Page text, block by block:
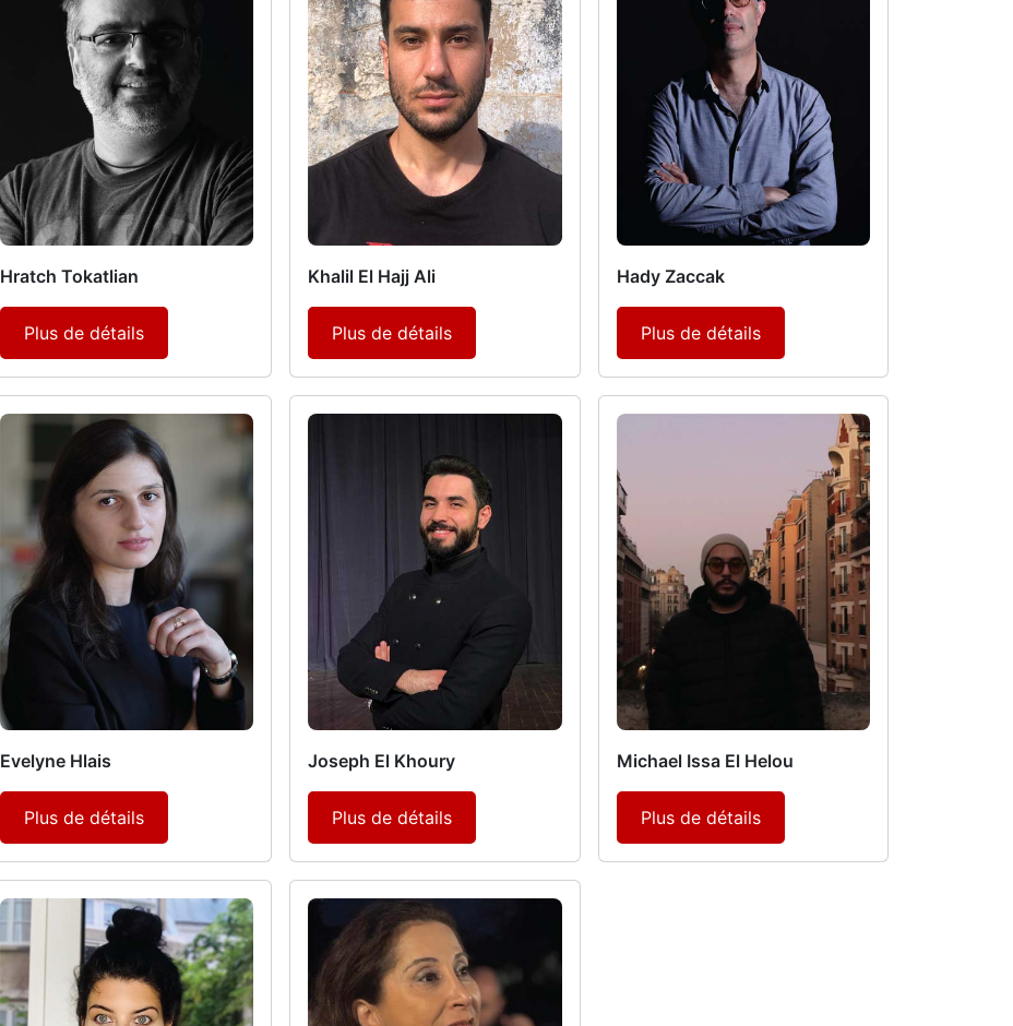
Hratch Tokatlian
Plus de détails
Khalil El Hajj Ali
Plus de détails
Hady Zaccak
Plus de détails
Evelyne Hlais
Plus de détails
Joseph El Khoury
Plus de détails
Michael Issa El Helou
Plus de détails